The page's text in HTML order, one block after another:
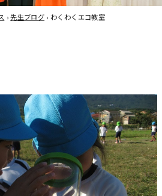
›先生ブログ ›わくわくエコ教室